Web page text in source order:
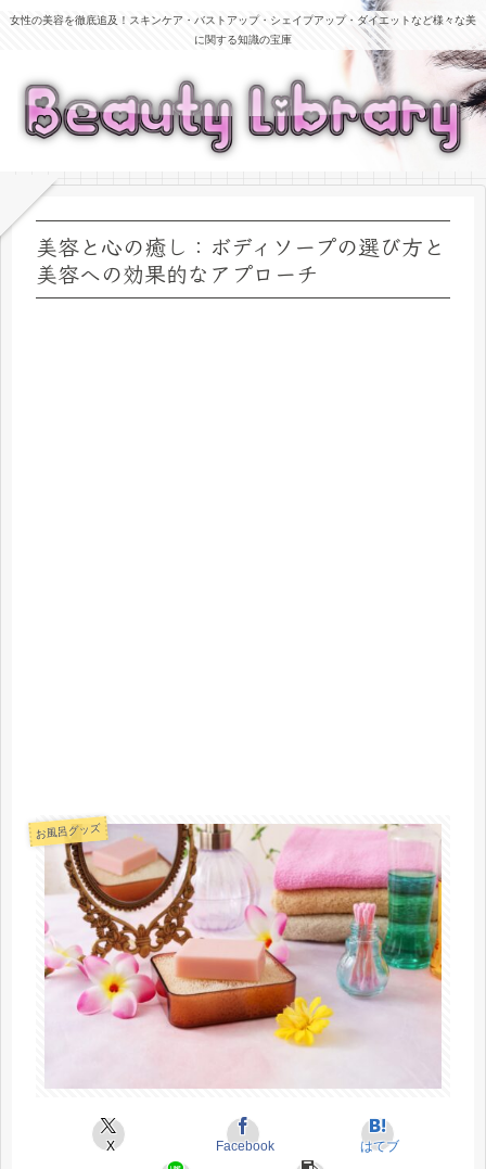
女性の美容を徹底追及！スキンケア・バストアップ・シェイプアップ・ダイエットなど様々な美
に関する知識の宝庫
美容と心の癒し：ボディソープの選び方と
美容への効果的なアプローチ
お風呂グッズ
X Facebook はてブ